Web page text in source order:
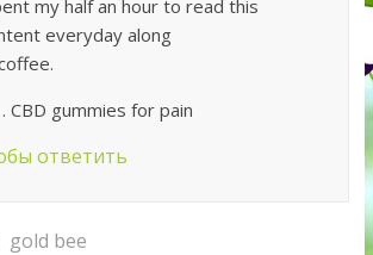
my half an hour to read this
everyday along
gummies for pain
ответить
gold bee